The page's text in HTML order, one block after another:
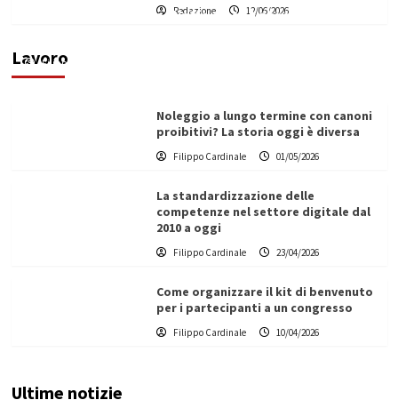
Redazione 12/06/2026
Lavoro
Vino in Italia: il giro d’affari contribuisce
Filippo Cardinale
Noleggio a lungo termine con canoni
proibitivi? La storia oggi è diversa
Filippo Cardinale 01/05/2026
La standardizzazione delle
competenze nel settore digitale dal
2010 a oggi
Filippo Cardinale 23/04/2026
Come organizzare il kit di benvenuto
per i partecipanti a un congresso
Filippo Cardinale 10/04/2026
Ultime notizie